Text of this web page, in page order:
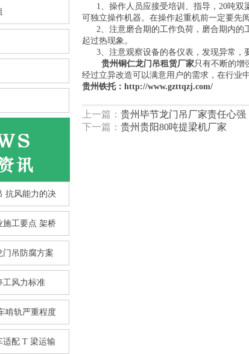
抗风能力的决
施工要点 架桥
门吊防腐方案
工风力标准
啃轨严重程度
适配 T 梁运输
心要点 竖井
1、操作人员应接受培训、指导，20吨双
可独立操作机器。在操作起重机前一定要先
2、注意磨合期的工作负荷，磨合期内的
起过热现象。
3、注意观察设备的各仪表，发现异常，
贵州铜仁龙门吊租赁厂家只有不断的增
经过立异改造可以满意用户的需求，在行业
贵州铁托： http://www.gzttqzj.com/
上一篇： 贵州毕节龙门吊厂家责任心强
下一篇： 贵州贵阳80吨提梁机厂家